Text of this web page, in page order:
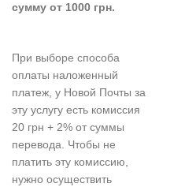
сумму от 1000 грн.
При выборе способа
оплаты наложенный
платеж, у Новой Почты за
эту услугу есть комиссия
20 грн + 2% от суммы
перевода. Чтобы не
платить эту комиссию,
нужно осуществить